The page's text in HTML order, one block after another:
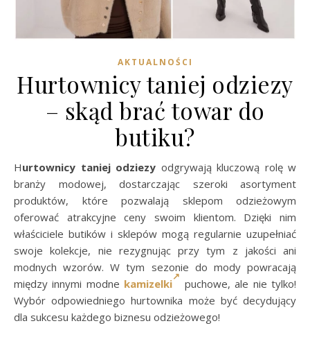
AKTUALNOŚCI
Hurtownicy taniej odziezy
– skąd brać towar do
butiku?
Hurtownicy taniej odziezy odgrywają kluczową rolę w
branży modowej, dostarczając szeroki asortyment
produktów, które pozwalają sklepom odzieżowym
oferować atrakcyjne ceny swoim klientom. Dzięki nim
właściciele butików i sklepów mogą regularnie uzupełniać
swoje kolekcje, nie rezygnując przy tym z jakości ani
modnych wzorów. W tym sezonie do mody powracają
między innymi modne kamizelki
puchowe, ale nie tylko!
Wybór odpowiedniego hurtownika może być decydujący
dla sukcesu każdego biznesu odzieżowego!